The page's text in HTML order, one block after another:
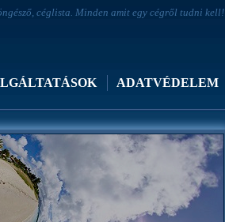
céglista. Minden amit egy cégről tudni kell!
ADATVÉDELEM